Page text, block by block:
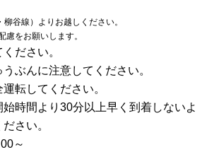
谷線）よりお越しください。
をお願いします。
ださい。
うぶんに注意してください。
転してください。
始時間より30分以上早く到着しないよ
さい。
～